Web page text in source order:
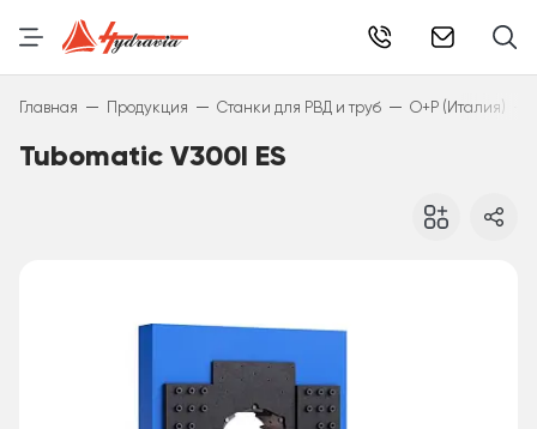
Главная — Продукция — Станки для РВД и труб — O+P (Италия)
Tubomatic V300I ES